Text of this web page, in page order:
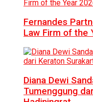
Fernandes
Law Firm of the
Diana Dewi
Tumenggung